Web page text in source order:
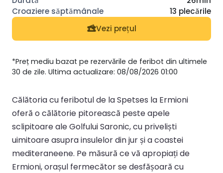
13 plecările
Vezi prețul
*Preț mediu bazat pe rezervările de feribot din ultimele
30 de zile. Ultima actualizare: 08/08/2026 01:00
Călătoria cu feribotul de la Spetses la Ermioni
oferă o călătorie pitorească peste apele
sclipitoare ale Golfului Saronic, cu priveliști
uimitoare asupra insulelor din jur și a coastei
mediteraneene. Pe măsură ce vă apropiați de
Ermioni, orașul fermecător se desfășoară cu